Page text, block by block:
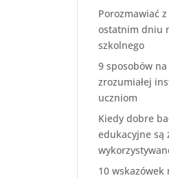
Porozmawiać
ostatnim dniu
szkolnego
9 sposobów
zrozumiałej
uczniom
Kiedy dobre
edukacyjne są
10